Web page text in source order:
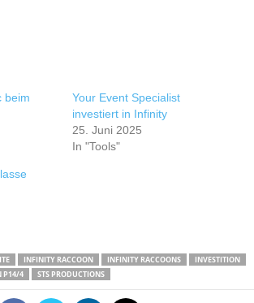
beim
Your Event Specialist
investiert in Infinity
25. Juni 2025
In "Tools"
INFINITY RACCOON INFINITY RACCOONS
INVESTITION
P14/4 STS PRODUCTIONS